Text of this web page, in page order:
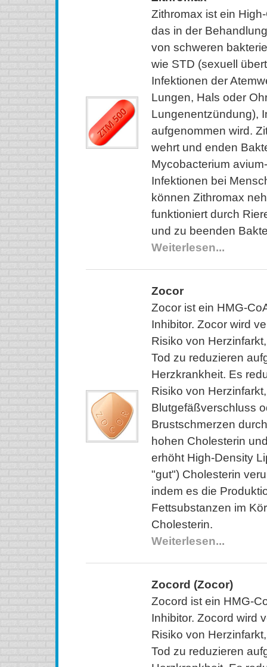
Zithromax ist ein
das in der
von schweren
wie STD (sexuell
Infektionen der
Lungen, Hals oder
Lungenentzündung),
aufgenommen wird.
wehrt und enden
Mycobacterium
Infektionen bei
können Zithromax
funktioniert durch
und zu beenden
Weiterlesen...
Zocor
Zocor ist ein HMG-
Inhibitor. Zocor wird
Risiko von
Tod zu reduzieren
Herzkrankheit. Es
Risiko von
Blutgefäßverschluss
Brustschmerzen
hohen Cholesterin
erhöht High-Density
"gut") Cholesterin
indem es die
Fettsubstanzen im
Cholesterin.
Weiterlesen...
Zocord (Zocor)
Zocord ist ein HMG-
Inhibitor. Zocord wird
Risiko von
Tod zu reduzieren